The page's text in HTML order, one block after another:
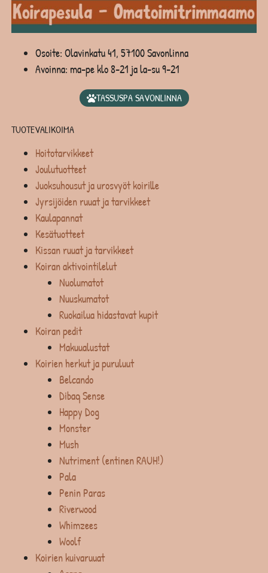
Osoite: Olavinkatu 41, 57100 Savonlinna
Avoinna: ma-pe klo 8-21 ja la-su 9-21
TASSUSPA SAVONLINNA
TUOTEVALIKOIMA
Hoitotarvikkeet
Joulutuotteet
Juoksuhousut ja urosvyöt koirille
Jyrsijöiden ruuat ja tarvikkeet
Kaulapannat
Kesätuotteet
Kissan ruuat ja tarvikkeet
Koiran aktivointilelut
Nuolumatot
Nuuskumatot
Ruokailua hidastavat kupit
Koiran pedit
Makuualustat
Koirien herkut ja puruluut
Belcando
Dibaq Sense
Happy Dog
Monster
Mush
Nutriment (entinen RAUH!)
Pala
Penin Paras
Riverwood
Whimzees
Woolf
Koirien kuivaruuat